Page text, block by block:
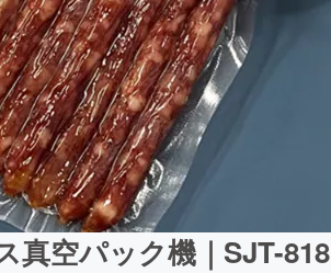
真空パック機｜SJT-818